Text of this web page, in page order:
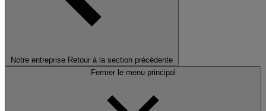
Notre entreprise Retour à la section précédente
Fermer le menu principal